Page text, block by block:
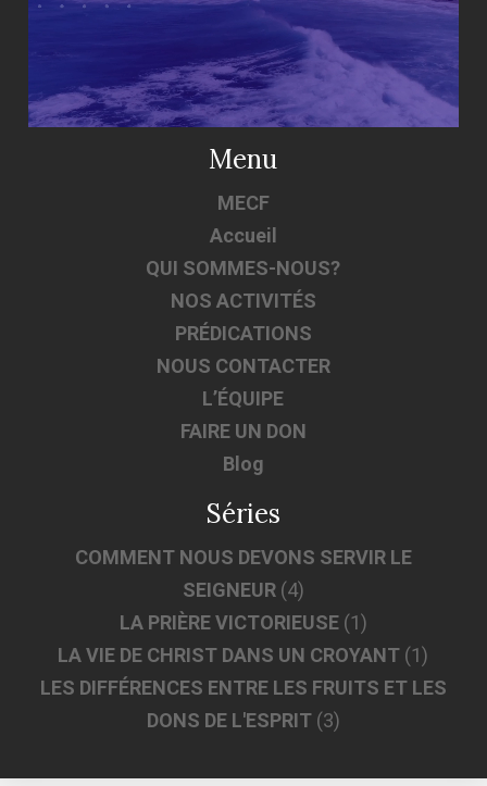
Menu
MECF
Accueil
QUI SOMMES-NOUS?
NOS ACTIVITÉS
PRÉDICATIONS
NOUS CONTACTER
L’ÉQUIPE
FAIRE UN DON
Blog
Séries
COMMENT NOUS DEVONS SERVIR LE
SEIGNEUR(4)
LA PRIÈRE VICTORIEUSE(1)
LA VIE DE CHRIST DANS UN CROYANT (1)
LES DIFFÉRENCES ENTRE LES FRUITS ET LES
DONS DE L'ESPRIT(3)